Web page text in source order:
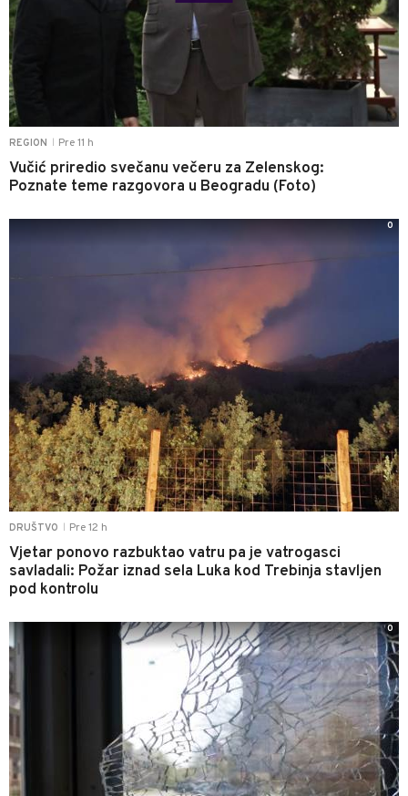
REGION Pre 11 h
Vučić priredio svečanu večeru za Zelenskog:
Poznate teme razgovora u Beogradu (Foto)
DRUŠTVO Pre 12 h
Vjetar ponovo razbuktao vatru pa je vatrogasci
savladali: Požar iznad sela Luka kod Trebinja stavljen
pod kontrolu
0
0